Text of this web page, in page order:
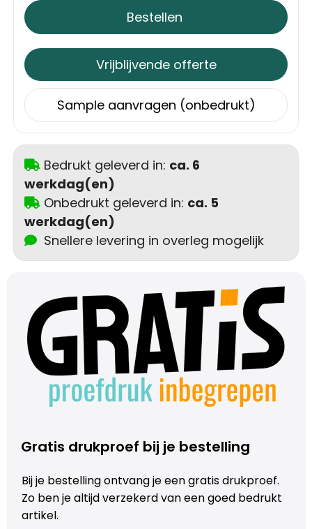
Autotassen
Golftassen
Collegetassen
Tablettassen
Trolleys
Aktetassen
Schoenentassen
Goodiebags
Bestellen
Vrijblijvende offerte
Sample aanvragen (onbedrukt)
Bedrukt geleverd in: ca. 6
werkdag(en)
Onbedrukt geleverd in: ca. 5
werkdag(en)
Snellere levering in overleg mogelijk
Gratis drukproef bij je bestelling
Bij je bestelling ontvang je een gratis drukproef.
Zo ben je altijd verzekerd van een goed bedrukt
artikel.